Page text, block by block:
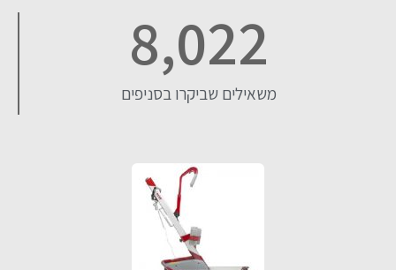
משאילים שביקרו בסניפים
8,022